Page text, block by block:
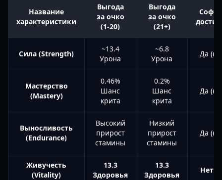
Название
характеристики
Выгода
за очко
(1-20)
Выгода
за очко
(21+)
Софт-
Сила (Strength)
~13.4
Урона
~6.8
Урона
Да (на
Мастерство
(Mastery)
0.46%
Шанс
крита
0.2%
Шанс
крита
Да (на
Выносливость
(Endurance)
Высокий
прирост
стамины
Низкий
прирост
стамины
Да (на
Живучесть
(Vitality)
13.3
Здоровья
13.3
Здоровья
Нет